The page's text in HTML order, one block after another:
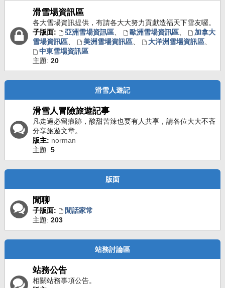
滑雪場資訊區
各大雪場資訊提供，有請各大大努力貢獻造福天下雪友囉。
子版面:
亞洲雪場資訊區、 歐洲雪場資訊區、
加拿大
雪場資訊區
美洲雪場資訊區、 大洋洲雪場資訊區、
中東雪場資訊區
主題: 20
滑雪人遊記
滑雪人冒險旅遊記事
凡走過必留痕跡，酸甜苦辣也要有人共享，請各位大大不吝
分享旅遊文章。
版主: norman
主題: 5
版面
閒聊
子版面:
閒話家常
主題: 203
站務討論區
站務公告
相關站務事項公告。